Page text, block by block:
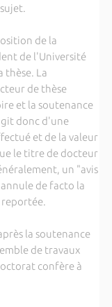
de la
de l'Université
thèse. La
de thèse
et la soutenance
donc d'une
et de la valeur
le titre de docteur
un "avis
de facto la
la soutenance
de travaux
confère à